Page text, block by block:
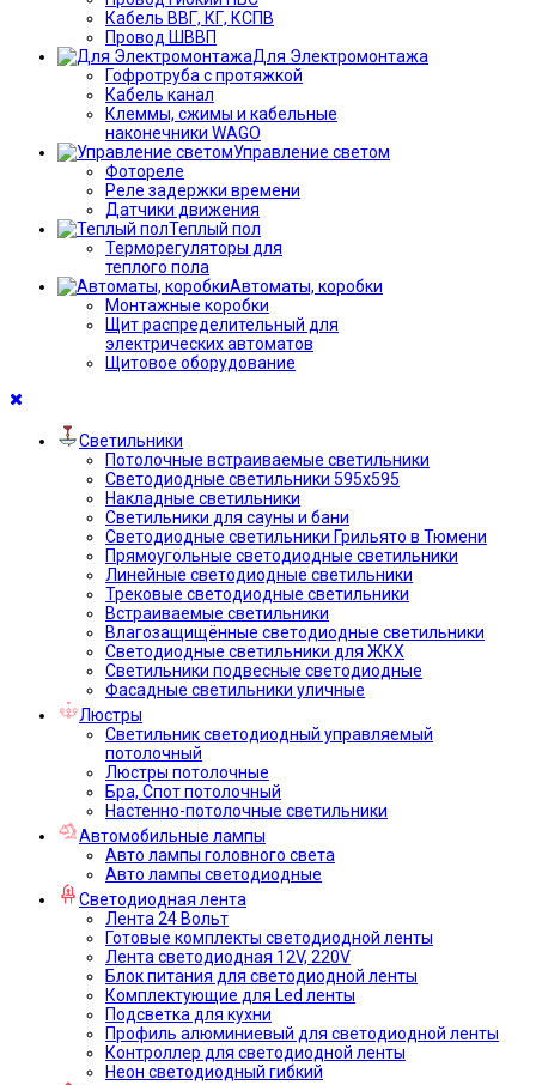
Кабель ВВГ, КГ, КСПВ
Провод ШВВП
Для Электромонтажа
Гофротруба с протяжкой
Кабель канал
Клеммы, сжимы и кабельные
наконечники WAGO
Управление светом
Фотореле
Реле задержки времени
Датчики движения
Теплый пол
Терморегуляторы для
теплого пола
Автоматы, коробки
Монтажные коробки
Щит распределительный для
электрических автоматов
Щитовое оборудование
Светильники
Потолочные встраиваемые светильники
Светодиодные светильники 595х595
Накладные светильники
Светильники для сауны и бани
Светодиодные светильники Грильято в Тюмени
Прямоугольные светодиодные светильники
Линейные светодиодные светильники
Трековые светодиодные светильники
Встраиваемые светильники
Влагозащищённые светодиодные светильники
Светодиодные светильники для ЖКХ
Светильники подвесные светодиодные
Фасадные светильники уличные
Люстры
Светильник светодиодный управляемый
потолочный
Люстры потолочные
Бра, Спот потолочный
Настенно-потолочные светильники
Автомобильные лампы
Авто лампы головного света
Авто лампы светодиодные
Светодиодная лента
Лента 24 Вольт
Готовые комплекты светодиодной ленты
Лента светодиодная 12V, 220V
Блок питания для светодиодной ленты
Комплектующие для Led ленты
Подсветка для кухни
Профиль алюминиевый для светодиодной ленты
Контроллер для светодиодной ленты
Неон светодиодный гибкий